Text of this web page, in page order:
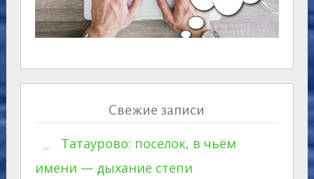
Свежие записи
Татаурово: поселок, в чьём
имени — дыхание степи